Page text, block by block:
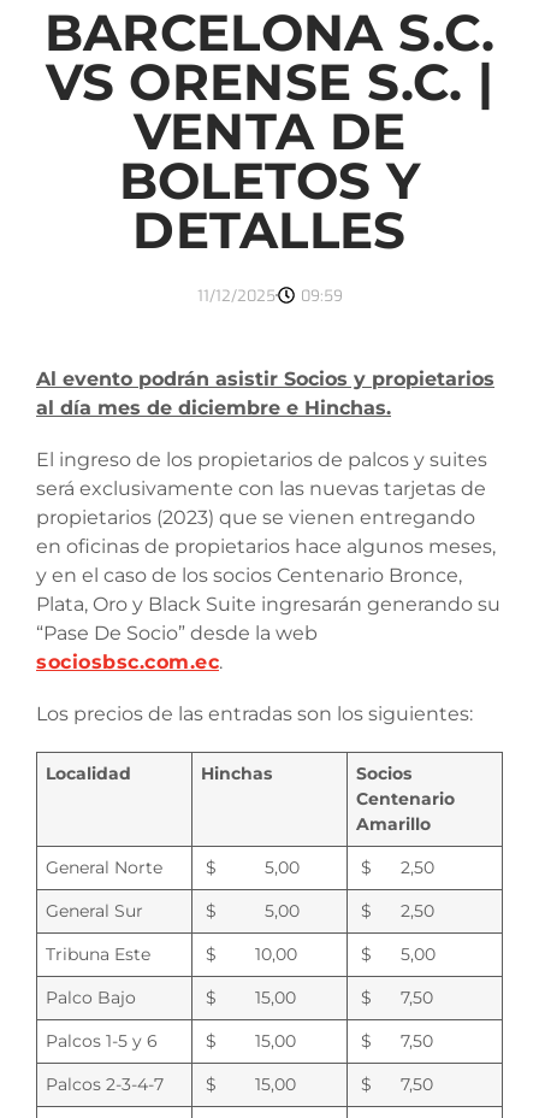
BARCELONA S.C.
VS ORENSE S.C. |
VENTA DE
BOLETOS Y
DETALLES
11/12/2025 09:59
Al evento podrán asistir Socios y propietarios
al día mes de diciembre e Hinchas.
El ingreso de los propietarios de palcos y suites
será exclusivamente con las nuevas tarjetas de
propietarios (2023) que se vienen entregando
en oficinas de propietarios hace algunos meses,
y en el caso de los socios Centenario Bronce,
Plata, Oro y Black Suite ingresarán generando su
“Pase De Socio” desde la web
sociosbsc.com.ec.
Los precios de las entradas son los siguientes:
Localidad Hinchas
Socios
Centenario
Amarillo
General Norte
$ 5,00
$ 2,50
General Sur
$ 5,00
$ 2,50
Tribuna Este
$ 10,00
$ 5,00
Palco Bajo
$ 15,00
$ 7,50
Palcos 1-5 y 6
$ 15,00
$ 7,50
Palcos 2-3-4-7
$ 15,00
$ 7,50